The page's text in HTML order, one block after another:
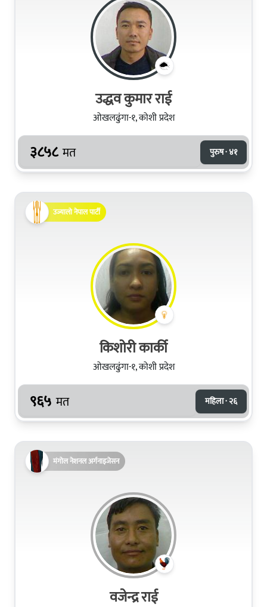
उद्धव कुमार राई
ओखलढुंगा-१, कोशी प्रदेश
३८५८ मत पुरुष · ४१
उज्यालो नेपाल पार्टी
किशोरी कार्की
ओखलढुंगा-१, कोशी प्रदेश
९६५ मत महिला · २६
मंगोल नेशनल अर्गनाइजेसन
वजेन्द्र राई